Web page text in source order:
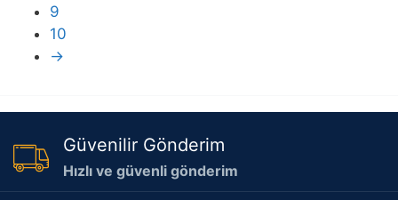
9
10
→
Güvenilir Gönderim
Hızlı ve güvenli gönderim